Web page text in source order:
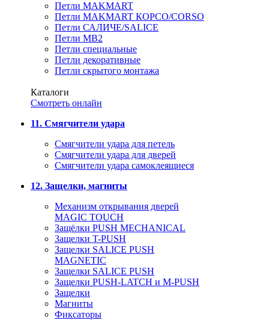
Петли MAKMART
Петли MAKMART КОРСО/CORSO
Петли САЛИЧЕ/SALICE
Петли MB2
Петли специальные
Петли декоративные
Петли скрытого монтажа
Каталоги
Смотреть онлайн
11. Смягчители удара
Смягчители удара для петель
Смягчители удара для дверей
Cмягчители удара самоклеящиеся
12. Защелки, магниты
Механизм открывания дверей
MAGIC TOUCH
Защёлки PUSH MECHANICAL
Защелки T-PUSH
Защелки SALICE PUSH
MAGNETIC
Защелки SALICE PUSH
Защелки PUSH-LATCH и M-PUSH
Защелки
Магниты
Фиксаторы